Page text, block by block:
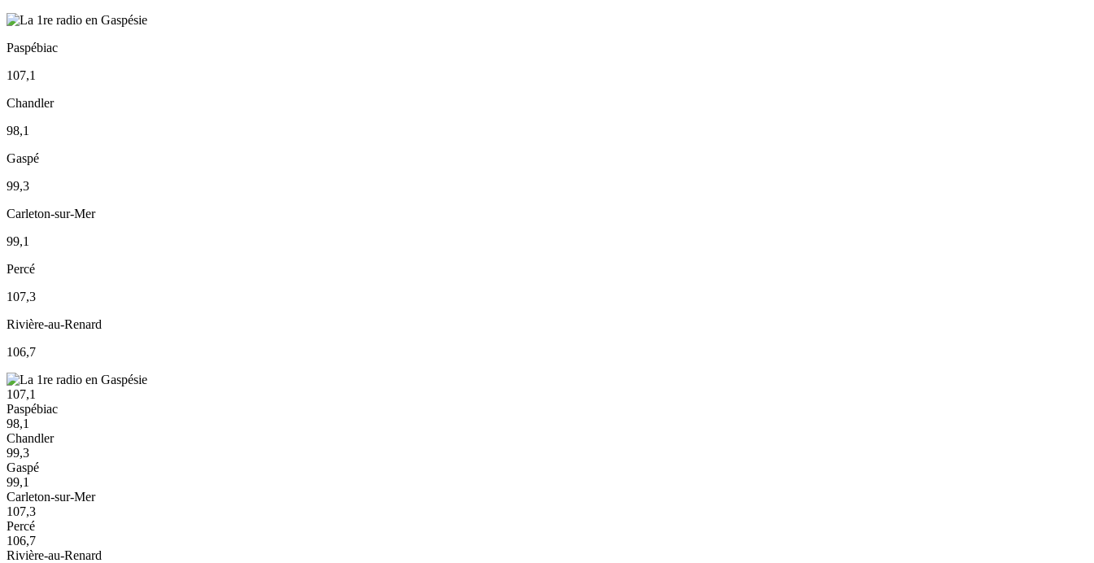
Paspébiac
107,1
Chandler
98,1
Gaspé
99,3
Carleton-sur-Mer
99,1
Percé
107,3
Rivière-au-Renard
106,7
107,1
Paspébiac
98,1
Chandler
99,3
Gaspé
99,1
Carleton-sur-Mer
107,3
Percé
106,7
Rivière-au-Renard